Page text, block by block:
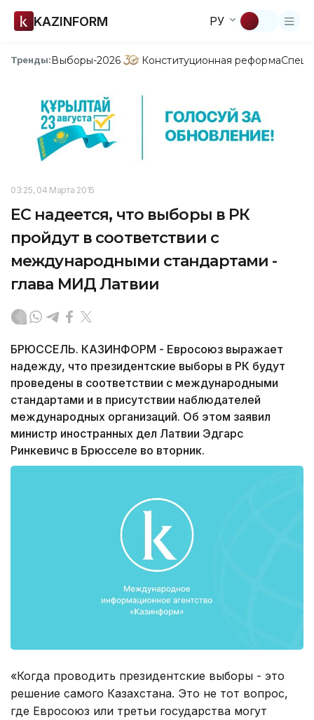
KAZINFORM РУ
Тренды:Выборы-2026 Конституционная реформа
03:25, 04 Марта 2015
ЕС надеется, что выборы в РК
пройдут в соответствии с
международными стандартами -
глава МИД Латвии
БРЮССЕЛЬ. КАЗИНФОРМ - Евросоюз выражает
надежду, что президентские выборы в РК будут
проведены в соответствии с международными
стандартами и в присутствии наблюдателей
международных организаций. Об этом заявил
министр иностранных дел Латвии Эдгарс
Ринкевичс в Брюсселе во вторник.
«Когда проводить президентские выборы - это
решение самого Казахстана. Это не тот вопрос,
где Евросоюз или третьи государства могут